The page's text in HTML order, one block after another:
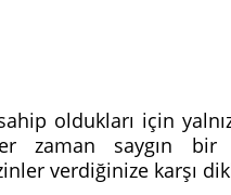
oldukları için
zaman saygın bir
verdiğinize karşı